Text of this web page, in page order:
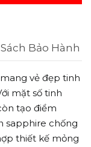
Bảo Hành
mang vẻ đẹp tinh
mặt số tinh
tạo điểm
sapphire chống
thiết kế mỏng